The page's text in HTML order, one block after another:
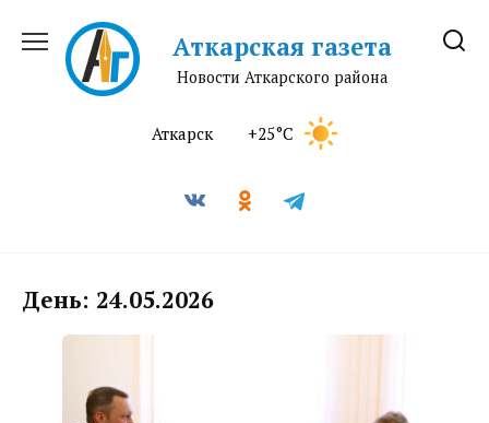
содержанию
Аткарская газета
Новости Аткарского района
Аткарск +25°C
День: 24.05.2026